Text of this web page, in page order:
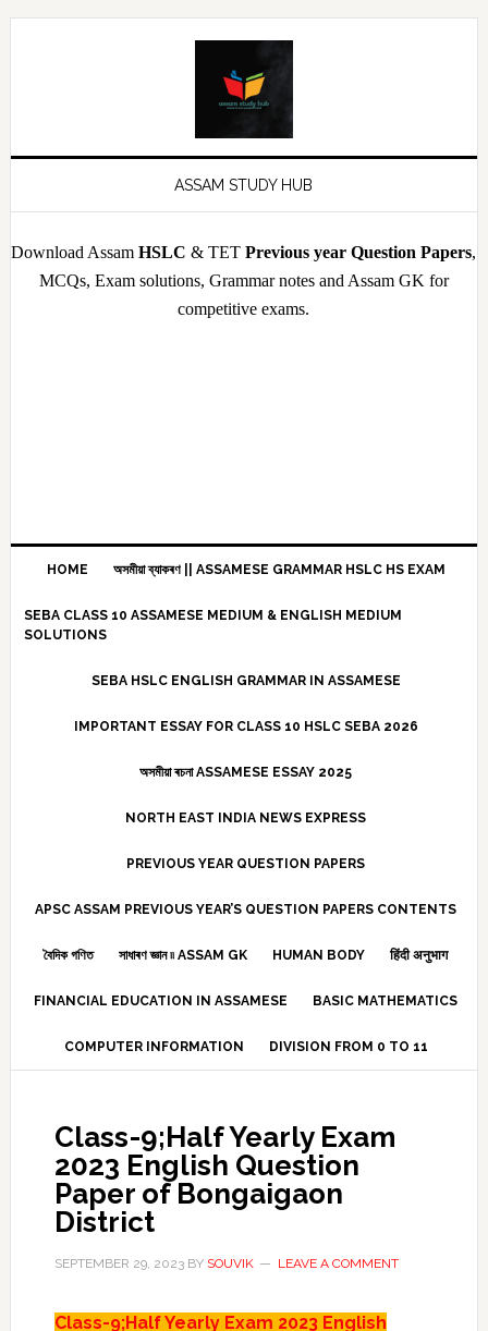
Skip
Skip
Skip
Skip
ASSAM STUDY HUB
Download AssamHSLC & TETPrevious year Question Papers,
MCQs, Exam solutions, Grammar notes and Assam GK for
competitive exams.
HOME অসমীয়া ব্যাকৰণ || ASSAMESE GRAMMAR HSLC HS EXAM
SEBA CLASS 10 ASSAMESE MEDIUM & ENGLISH MEDIUM
SOLUTIONS
SEBA HSLC ENGLISH GRAMMAR IN ASSAMESE
IMPORTANT ESSAY FOR CLASS 10 HSLC SEBA 2026
অসমীয়া ৰচনা ASSAMESE ESSAY 2025
NORTH EAST INDIA NEWS EXPRESS
PREVIOUS YEAR QUESTION PAPERS
APSC ASSAM PREVIOUS YEAR’S QUESTION PAPERS CONTENTS
বৈদিক গণিত সাধাৰণ জ্ঞান ৷৷ ASSAM GK HUMAN BODY हिंदी अनुभाग
FINANCIAL EDUCATION IN ASSAMESE BASIC MATHEMATICS
COMPUTER INFORMATION DIVISION FROM 0 TO 11
Class-9;Half Yearly Exam
2023 English Question
Paper of Bongaigaon
District
SEPTEMBER 29, 2023BY SOUVIK LEAVE A COMMENT
Class-9;Half Yearly Exam 2023 English